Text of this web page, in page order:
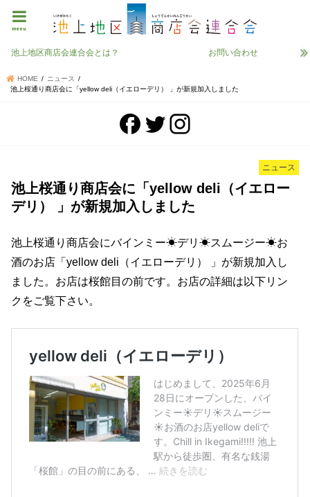
menu
池上地区商店会連合会とは？ お問い合わせ
HOME
ニュース
池上桜通り商店会に「yellow deli（イエローデリ） 」が新規加入しました
ニュース
池上桜通り商店会に「yellow deli（イエロー
デリ） 」が新規加入しました
池上桜通り商店会にバインミー☀︎デリ☀︎スムージー☀︎お
酒のお店「yellow deli（イエローデリ） 」が新規加入し
ました。お店は桜館目の前です。お店の詳細は以下リン
クをご覧下さい。